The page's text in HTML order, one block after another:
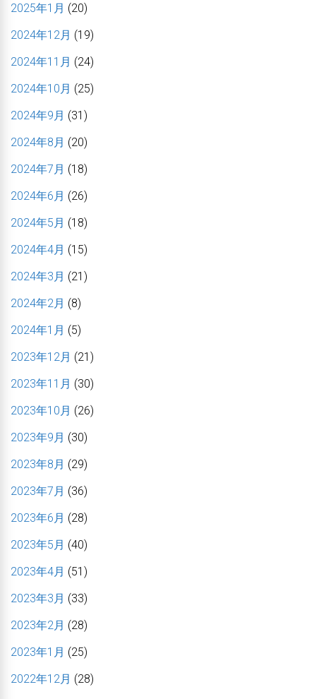
2025年1月 (20)
2024年12月 (19)
2024年11月 (24)
2024年10月 (25)
2024年9月 (31)
2024年8月 (20)
2024年7月 (18)
2024年6月 (26)
2024年5月 (18)
2024年4月 (15)
2024年3月 (21)
2024年2月 (8)
2024年1月 (5)
2023年12月 (21)
2023年11月 (30)
2023年10月 (26)
2023年9月 (30)
2023年8月 (29)
2023年7月 (36)
2023年6月 (28)
2023年5月 (40)
2023年4月 (51)
2023年3月 (33)
2023年2月 (28)
2023年1月 (25)
2022年12月 (28)